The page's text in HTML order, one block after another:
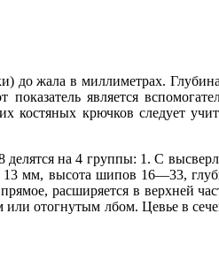
до жала в миллиметрах.
является
костяных крючков следует
делятся на 4 группы: 1. С
мм, высота шипов 16—33,
расширяется в верхней
отогнутым лбом. Цевье в